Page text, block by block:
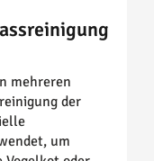
mehreren
der
um